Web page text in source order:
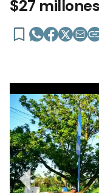
$27 millones